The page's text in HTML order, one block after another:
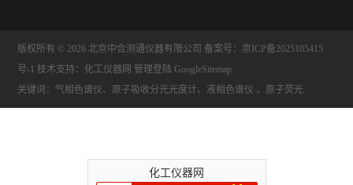
版权所有 © 2026 北京中合测通仪器有限公司 备案号：京ICP备2025105415
号-1 技术支持： 化工仪器网 管理登陆 GoogleSitemap
关键词：气相色谱仪、原子吸收分光光度计、液相色谱仪 、原子荧光
化工仪器网